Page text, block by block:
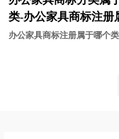
绳网袋篷商标注
类-办公家具商标注册
一类？
办公家具商标注册属于哪个